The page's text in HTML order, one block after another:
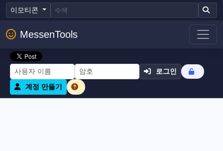
이모티콘
MessenTools
로그인
계정 만들기